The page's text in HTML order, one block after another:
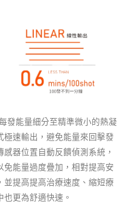
發能量細分至精準微小的熱凝
速輸出，避免能量來回擊發
器位置自動反饋偵測系統，
能量過度疊加，相對提高安
提高提高治療速度、縮短療
更為舒適快速。